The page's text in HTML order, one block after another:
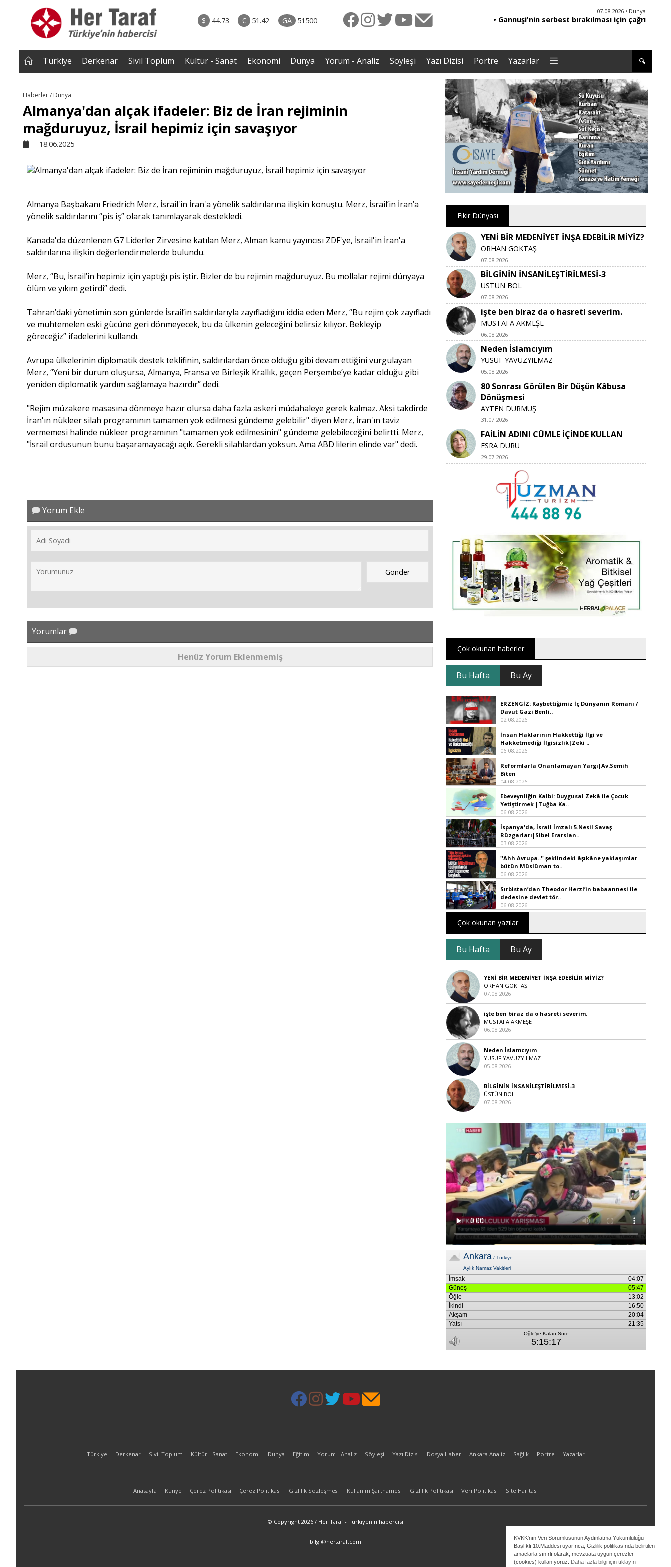
KVKK'nın Veri Sorumlusunun Aydınlatma Yükümlülüğü
Başlıklı 10.Maddesi uyarınca, Gizlilik politikasında belirtilen
amaçlarla sınırlı olarak, mevzuata uygun çerezler
(cookies) kullanıyoruz. Daha fazla bilgi için tıklayın
$ 44.73 € 51.42 GA 51500
• Türkiye, Pakistan ve Suudi Arabistan imzayı attı!
Mekke Anlaşması yürürlüğe girdi
07.08.2026 • Dünya
• Gannuşi'nin serbest bırakılması için çağrı
06.08.2026 • Yorum - Analiz
• Ebeveynliğin Kalbi: Duygusal Zekâ ile Çocuk
Türkiye Derkenar Sivil Toplum Kültür - Sanat Ekonomi Dünya Yorum - Analiz Söyleşi Yazı Dizisi Portre Yazarlar
Haberler / Dünya
Almanya'dan alçak ifadeler: Biz de İran rejiminin
mağduruyuz, İsrail hepimiz için savaşıyor
18.06.2025
Almanya Başbakanı Friedrich Merz, İsrail'in İran'a yönelik saldırılarına ilişkin konuştu. Merz, İsrail’in İran’a
yönelik saldırılarını “pis iş” olarak tanımlayarak destekledi.
Kanada'da düzenlenen G7 Liderler Zirvesine katılan Merz, Alman kamu yayıncısı ZDF'ye, İsrail'in İran'a
saldırılarına ilişkin değerlendirmelerde bulundu.
Merz, “Bu, İsrail’in hepimiz için yaptığı pis iştir. Bizler de bu rejimin mağduruyuz. Bu mollalar rejimi dünyaya
ölüm ve yıkım getirdi” dedi.
Tahran’daki yönetimin son günlerde İsrail’in saldırılarıyla zayıfladığını iddia eden Merz, “Bu rejim çok zayıfladı
ve muhtemelen eski gücüne geri dönmeyecek, bu da ülkenin geleceğini belirsiz kılıyor. Bekleyip
göreceğiz” ifadelerini kullandı.
Avrupa ülkelerinin diplomatik destek teklifinin, saldırılardan önce olduğu gibi devam ettiğini vurgulayan
Merz, “Yeni bir durum oluşursa, Almanya, Fransa ve Birleşik Krallık, geçen Perşembe’ye kadar olduğu gibi
yeniden diplomatik yardım sağlamaya hazırdır” dedi.
"Rejim müzakere masasına dönmeye hazır olursa daha fazla askeri müdahaleye gerek kalmaz. Aksi takdirde
İran'ın nükleer silah programının tamamen yok edilmesi gündeme gelebilir" diyen Merz, İran'ın taviz
vermemesi halinde nükleer programının "tamamen yok edilmesinin" gündeme gelebileceğini belirtti. Merz,
"İsrail ordusunun bunu başaramayacağı açık. Gerekli silahlardan yoksun. Ama ABD'lilerin elinde var" dedi.
Yorum Ekle
Yorumlar
Henüz Yorum Eklenmemiş
Fikir Dünyası
YENİ BİR MEDENİYET İNŞA EDEBİLİR MİYİZ?
ORHAN GÖKTAŞ
07.08.2026
BİLGİNİN İNSANİLEŞTİRİLMESİ-3
ÜSTÜN BOL
07.08.2026
işte ben biraz da o hasreti severim.
MUSTAFA AKMEŞE
06.08.2026
Neden İslamcıyım
YUSUF YAVUZYILMAZ
05.08.2026
80 Sonrası Görülen Bir Düşün Kâbusa
Dönüşmesi
AYTEN DURMUŞ
31.07.2026
FAİLİN ADINI CÜMLE İÇİNDE KULLAN
ESRA DURU
29.07.2026
Çok okunan haberler
Bu Hafta Bu Ay
ERZENGİZ: Kaybettiğimiz İç Dünyanın Romanı /
Davut Gazi Benli..
02.08.2026
İnsan Haklarının Hakkettiği İlgi ve
Hakketmediği İlgisizlik|Zeki ..
06.08.2026
Reformlarla Onarılamayan Yargı|Av.Semih
Biten
04.08.2026
Ebeveynliğin Kalbi: Duygusal Zekâ ile Çocuk
Yetiştirmek |Tuğba Ka..
06.08.2026
İspanya'da, İsrail İmzalı 5.Nesil Savaş
Rüzgarları|Sibel Erarslan..
03.08.2026
''Ahh Avrupa..'' şeklindeki âşıkâne yaklaşımlar
bütün Müslüman to..
06.08.2026
Sırbistan’dan Theodor Herzl’in babaannesi ile
dedesine devlet tör..
06.08.2026
Çok okunan yazılar
Bu Hafta Bu Ay
YENİ BİR MEDENİYET İNŞA EDEBİLİR MİYİZ?
ORHAN GÖKTAŞ
07.08.2026
işte ben biraz da o hasreti severim.
MUSTAFA AKMEŞE
06.08.2026
Neden İslamcıyım
YUSUF YAVUZYILMAZ
05.08.2026
BİLGİNİN İNSANİLEŞTİRİLMESİ-3
ÜSTÜN BOL
07.08.2026
Türkiye Derkenar Sivil Toplum Kültür - Sanat Ekonomi Dünya Eğitim Yorum - Analiz Söyleşi Yazı Dizisi Dosya Haber Ankara Analiz Sağlık Portre Yazarlar
Anasayfa Künye Çerez Politikası Çerez Politikası Gizlilik Sözleşmesi Kullanım Şartnamesi Gizlilik Politikası Veri Politikası Site Haritası
© Copyright 2026 / Her Taraf - Türkiyenin habercisi
bilgi@hertaraf.com